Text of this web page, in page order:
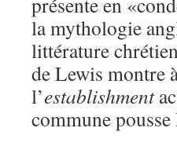
la mythologie
littérature
de Lewis montre
l’establishment
commune